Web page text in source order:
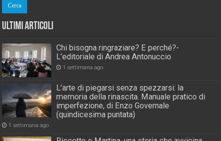
Ultimi Articoli
Chi bisogna ringraziare? E perché?-
L’editoriale di Andrea Antonuccio
1 settimana ago
L’arte di piegarsi senza spezzarsi: la
memoria della rinascita. Manuale pratico di
imperfezione, di Enzo Governale
(quindicesima puntata)
1 settimana ago